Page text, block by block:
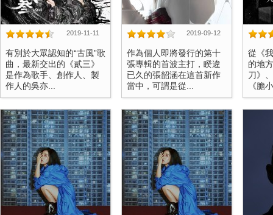
2019-11-11
有別於大眾認知的“古風”歌
曲，最新交出的《貳三》
是作為歌手、創作人、製
作人的吳亦...
2019-09-12
作為個人即將發行的第十
張專輯的首波主打，睽違
已久的張韶涵在這首新作
當中，可謂是從...
從《
的地
刀》
《膽